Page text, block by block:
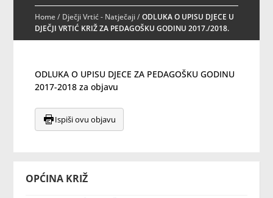
OPĆINA KRIŽ
Home/ Dječji Vrtić - Natječaji/ODLUKA O UPISU DJECE U
DJEČJI VRTIĆ KRIŽ ZA PEDAGOŠKU GODINU 2017./2018.
ODLUKA O UPISU DJECE ZA PEDAGOŠKU GODINU
2017-2018 za objavu
Ispiši ovu objavu